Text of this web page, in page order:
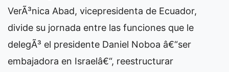
VerÃ³nica Abad, vicepresidenta de Ecuador,
divide su jornada entre las funciones que le
delegÃ³ el presidente Daniel Noboa â€“ser
embajadora en Israelâ€“, reestructurar